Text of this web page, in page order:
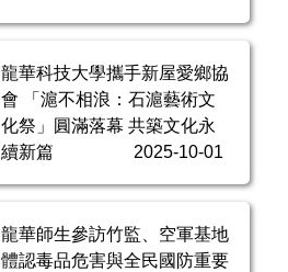
龍華科技大學攜手新屋愛鄉協
會 「滬不相浪：石滬藝術文
化祭」圓滿落幕 共築文化永
續新篇
2025-10-01
龍華師生參訪竹監、空軍基地
體認毒品危害與全民國防重要